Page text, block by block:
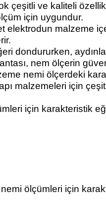
çeşitli ve kaliteli
için uygundur.
elektrodun malzeme
dondururken,
nem ölçerin
nemi ölçerdeki
malzemeleri için
için karakteristik
ölçümleri için